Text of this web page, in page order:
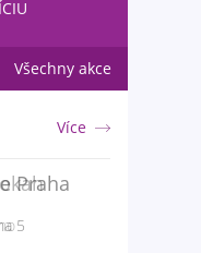
Všechny akce
Více
Praha
5